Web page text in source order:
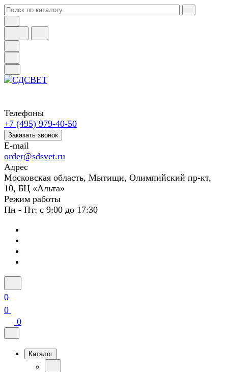
Телефоны
+7 (495) 979-40-50
Заказать звонок
E-mail
order@sdsvet.ru
Адрес
Московская область, Мытищи, Олимпийский пр-кт,
10, БЦ «Альта»
Режим работы
Пн - Пт: с 9:00 до 17:30
0
0
0
Каталог